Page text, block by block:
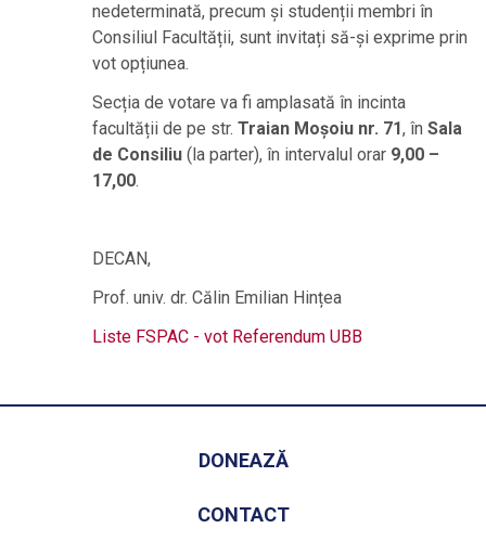
nedeterminată, precum și studenții membri în
Consiliul Facultății, sunt invitați să-și exprime prin
vot opțiunea.
Secția de votare va fi amplasată în incinta
facultății de pe str. Traian Moșoiu nr. 71, în Sala
de Consiliu(la parter), în intervalul orar 9,00 –
17,00.
DECAN,
Prof. univ. dr. Călin Emilian Hințea
Liste FSPAC - vot Referendum UBB
DONEAZĂ
CONTACT